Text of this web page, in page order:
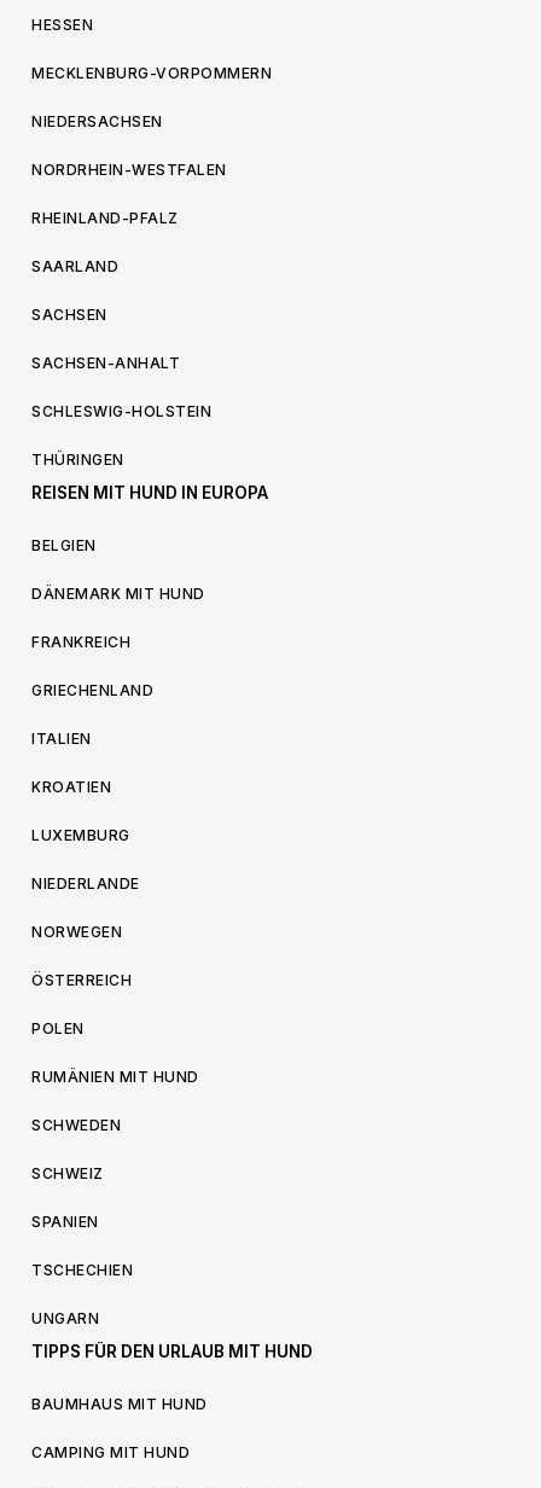
HESSEN
MECKLENBURG-VORPOMMERN
NIEDERSACHSEN
NORDRHEIN-WESTFALEN
RHEINLAND-PFALZ
SAARLAND
SACHSEN
SACHSEN-ANHALT
SCHLESWIG-HOLSTEIN
THÜRINGEN
REISEN MIT HUND IN EUROPA
BELGIEN
DÄNEMARK MIT HUND
FRANKREICH
GRIECHENLAND
ITALIEN
KROATIEN
LUXEMBURG
NIEDERLANDE
NORWEGEN
ÖSTERREICH
POLEN
RUMÄNIEN MIT HUND
SCHWEDEN
SCHWEIZ
SPANIEN
TSCHECHIEN
UNGARN
TIPPS FÜR DEN URLAUB MIT HUND
BAUMHAUS MIT HUND
CAMPING MIT HUND